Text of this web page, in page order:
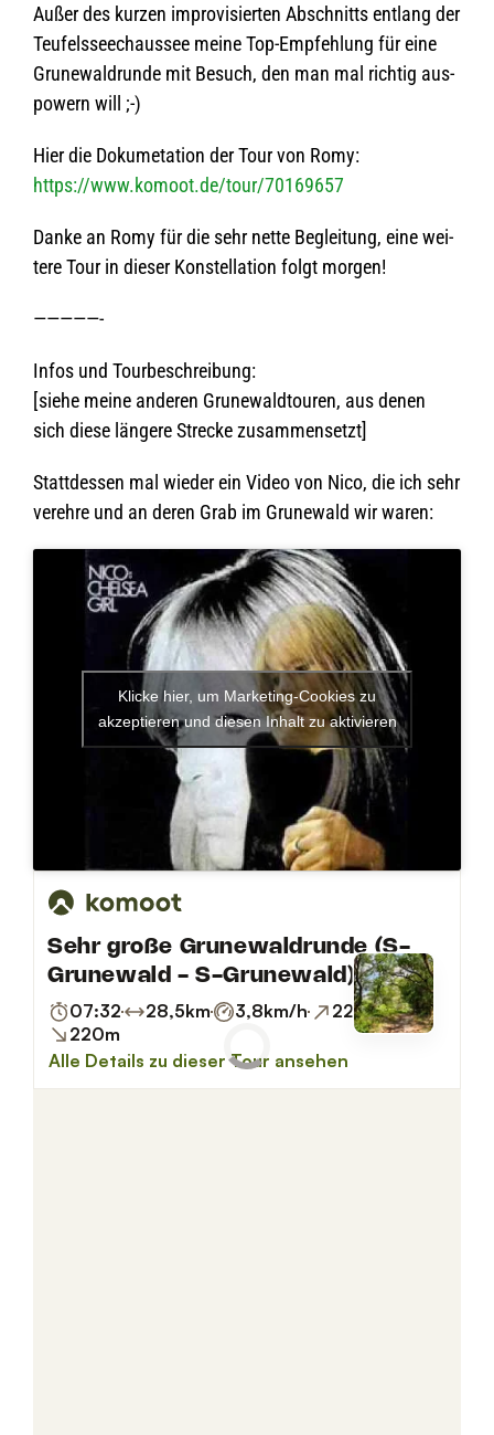
Außer des kur­zen impro­vi­sier­ten Abschnitts ent­lang der
Teu­fels­se­e­ch­aus­see meine Top-Emp­feh­lung für eine
Gru­ne­wald­runde mit Besuch, den man mal rich­tig aus­
po­wern will ;-)
Hier die Doku­me­ta­tion der Tour von Romy:
https://www.komoot.de/tour/70169657
Danke an Romy für die sehr nette Beglei­tung, eine wei­
tere Tour in die­ser Kon­stel­la­tion folgt morgen!
—————-
Infos und Tourbeschreibung:
[siehe meine ande­ren Gru­ne­wald­tou­ren, aus denen
sich diese län­gere Stre­cke zusammensetzt]
Statt­des­sen mal wie­der ein Video von Nico, die ich sehr
ver­ehre und an deren Grab im Gru­ne­wald wir waren:
Klicke hier, um Marketing-Cookies zu
akzeptieren und diesen Inhalt zu aktivieren